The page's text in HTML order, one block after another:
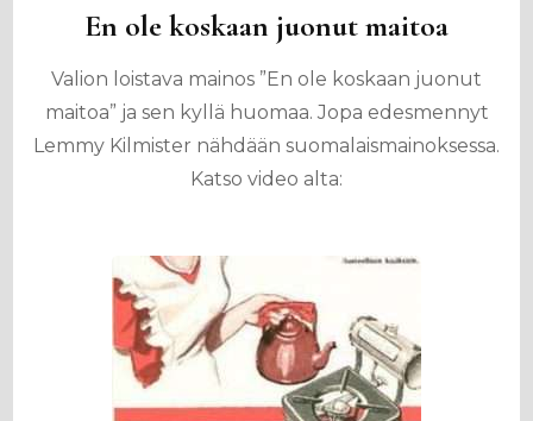
En ole koskaan juonut maitoa
Valion loistava mainos ”En ole koskaan juonut
maitoa” ja sen kyllä huomaa. Jopa edesmennyt
Lemmy Kilmister nähdään suomalaismainoksessa.
Katso video alta: